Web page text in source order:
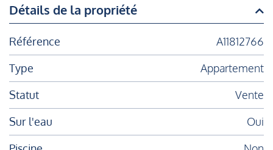
Détails de la propriété
Référence
A11812766
Type
Appartement
Statut
Vente
Sur l'eau
Oui